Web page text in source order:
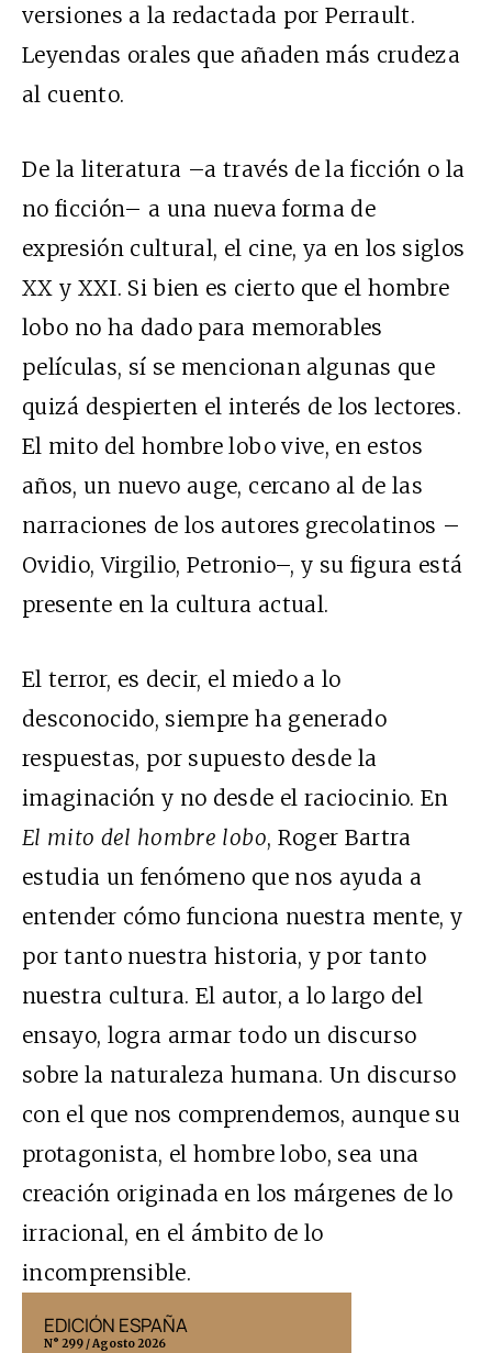
versiones a la redactada por Perrault.
Leyendas orales que añaden más crudeza
al cuento.
De la literatura –a través de la ficción o la
no ficción– a una nueva forma de
expresión cultural, el cine, ya en los siglos
XX y XXI. Si bien es cierto que el hombre
lobo no ha dado para memorables
películas, sí se mencionan algunas que
quizá despierten el interés de los lectores.
El mito del hombre lobo vive, en estos
años, un nuevo auge, cercano al de las
narraciones de los autores grecolatinos –
Ovidio, Virgilio, Petronio–, y su figura está
presente en la cultura actual.
El terror, es decir, el miedo a lo
desconocido, siempre ha generado
respuestas, por supuesto desde la
imaginación y no desde el raciocinio. En
El mito del hombre lobo, Roger Bartra
estudia un fenómeno que nos ayuda a
entender cómo funciona nuestra mente, y
por tanto nuestra historia, y por tanto
nuestra cultura. El autor, a lo largo del
ensayo, logra armar todo un discurso
sobre la naturaleza humana. Un discurso
con el que nos comprendemos, aunque su
protagonista, el hombre lobo, sea una
creación originada en los márgenes de lo
irracional, en el ámbito de lo
incomprensible.
EDICIÓN ESPAÑA
N° 299 / Agosto 2026